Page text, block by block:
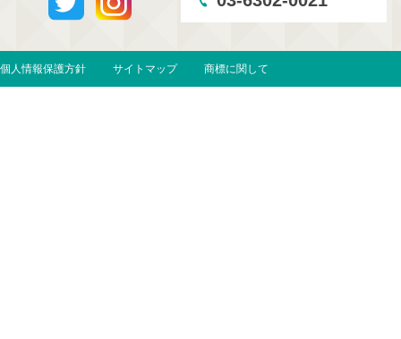
個人情報保護方針 サイトマップ 商標に関して